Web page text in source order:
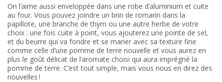
On l’aime aussi enveloppée dans une robe d’aluminium et cuite
au four. Vous pouvez joindre un brin de romarin dans la
papillote, une branche de thym ou une autre herbe de votre
choix : une fois cuite à point, vous ajouterez une pointe de sel,
et du beurre qui va fondre et se marier avec sa texture fine
comme celle d’une pomme de terre nouvelle et vous aurez en
plus le goût délicat de l’aromate choisi qui aura imprégné la
pomme de terre. C’est tout simple, mais vous nous en direz des
nouvelles !